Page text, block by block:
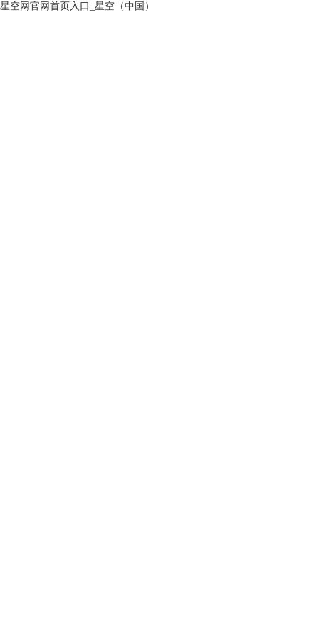
星空网官网首页入口_星空（中国）